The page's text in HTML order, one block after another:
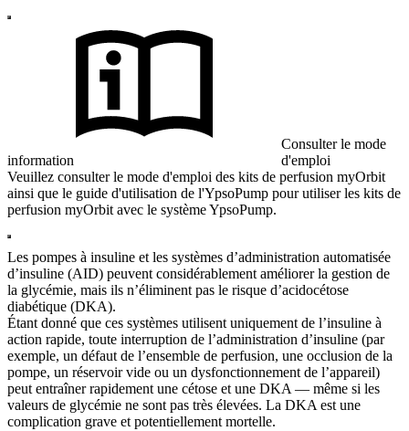
information
Consulter le mode
d'emploi
Veuillez consulter le mode d'emploi des kits de perfusion myOrbit
ainsi que le guide d'utilisation de l'YpsoPump pour utiliser les kits de
perfusion myOrbit avec le système YpsoPump.
Les pompes à insuline et les systèmes d’administration automatisée
d’insuline (AID) peuvent considérablement améliorer la gestion de
la glycémie, mais ils n’éliminent pas le risque d’acidocétose
diabétique (DKA).
Étant donné que ces systèmes utilisent uniquement de l’insuline à
action rapide, toute interruption de l’administration d’insuline (par
exemple, un défaut de l’ensemble de perfusion, une occlusion de la
pompe, un réservoir vide ou un dysfonctionnement de l’appareil)
peut entraîner rapidement une cétose et une DKA — même si les
valeurs de glycémie ne sont pas très élevées. La DKA est une
complication grave et potentiellement mortelle.